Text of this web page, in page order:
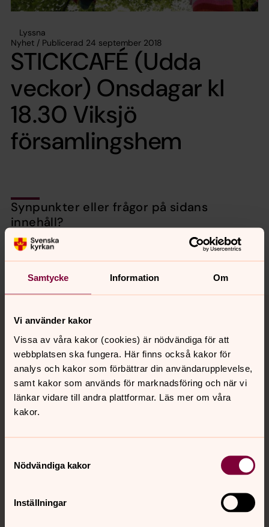
Samtycke Information Om
Vi använder kakor
Vissa av våra kakor (cookies) är nödvändiga för att
webbplatsen ska fungera. Här finns också kakor för
analys och kakor som förbättrar din användarupplevelse,
samt kakor som används för marknadsföring och när vi
länkar vidare till andra plattformar. Läs mer om våra
kakor.
Nödvändiga kakor
Inställningar
Lyssna
Nyhet / Publicerad 24 september 2018
STICKCAFÉ (Udda
veckor) Onsdagar kl
18.30 Viksjö
församlingshem
Synpunkter eller frågor på sidans
innehåll?
harnosand.pastorat@svenskakyrkan.se
Dela
Tillbaka till toppen
Tillbaka till innehållet
Kontakt
Kalender
Sociala kanaler